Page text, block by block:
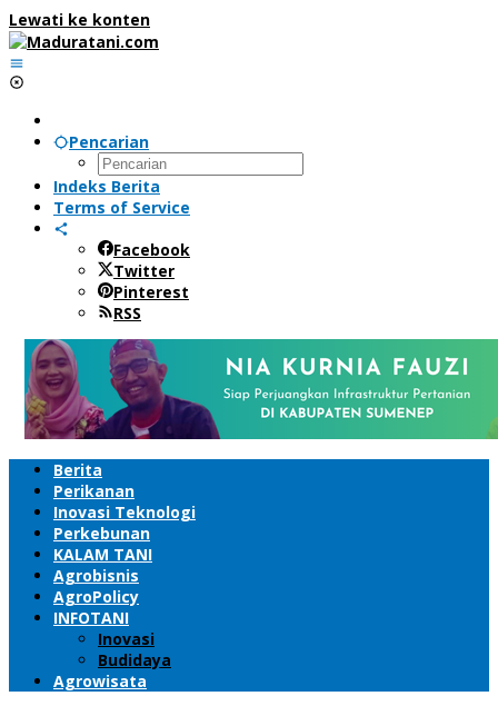
Lewati ke konten
Pencarian
Indeks Berita
Terms of Service
Facebook
Twitter
Pinterest
RSS
Berita
Perikanan
Inovasi Teknologi
Perkebunan
KALAM TANI
Agrobisnis
AgroPolicy
INFOTANI
Inovasi
Budidaya
Agrowisata